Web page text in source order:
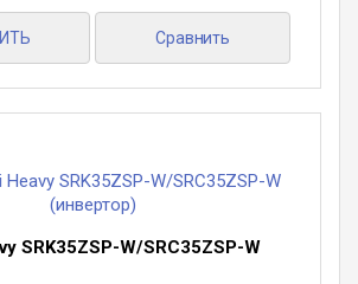
Сравнить
SRK35ZSP-W/SRC35ZSP-W